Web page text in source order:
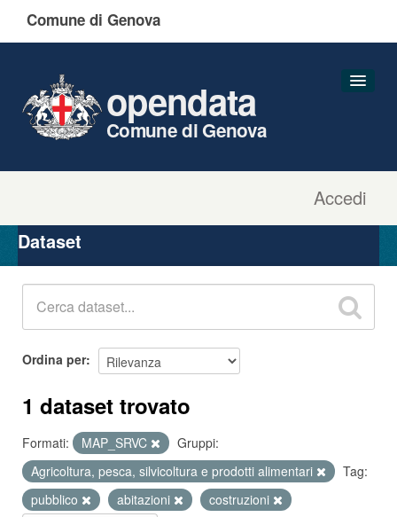
Comune di Genova
Accedi
opendata
Comune di Genova
Organizzazioni
Gruppi
Dataset
Ordina per
1 dataset trovato
Formati: MAP_SRVC
Gruppi:
Agricoltura, pesca, silvicoltura e prodotti alimentari
Tag:
pubblico
abitazioni
costruzioni